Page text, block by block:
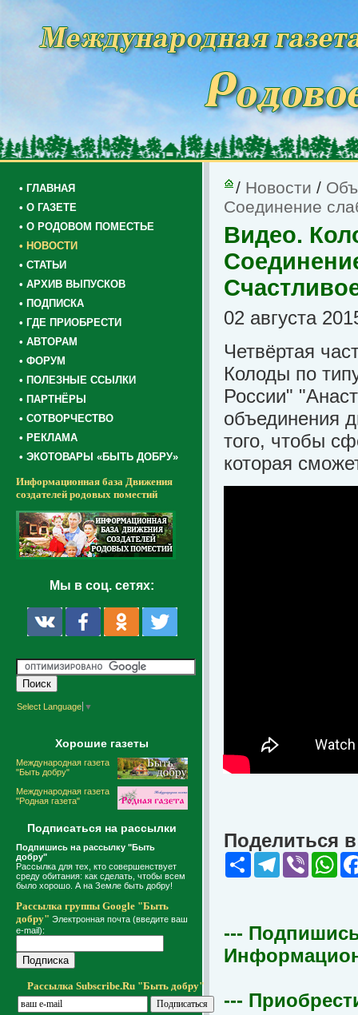
• ГЛАВНАЯ
• О ГАЗЕТЕ
• О РОДОВОМ ПОМЕСТЬЕ
• НОВОСТИ
• СТАТЬИ
• АРХИВ ВЫПУСКОВ
• ПОДПИСКА
• ГДЕ ПРИОБРЕСТИ
• АВТОРАМ
• ФОРУМ
• ПОЛЕЗНЫЕ ССЫЛКИ
• ПАРТНЁРЫ
• СОТВОРЧЕСТВО
• РЕКЛАМА
• ЭКОТОВАРЫ «БЫТЬ ДОБРУ»
Информационная база Движения
создателей родовых поместий
Мы в соц. сетях:
Select Language ▼
Хорошие газеты
Международная газета
"Быть добру"
Международная газета
"Родная газета"
Подписаться на рассылки
Подпишись на рассылку "Быть
добру"
Рассылка для тех, кто совершенствует
среду обитания: как сделать, чтобы всем
было хорошо. А на Земле быть добру!
Рассылка группы Google "Быть
добру" Электронная почта (введите ваш
e-mail):
Рассылка Subscribe.Ru "Быть добру"
/ Новости /
Соединение
Видео.
02 августа
Четвёртая
Колоды по
России"
объединения
того, чтобы
которая
Поделиться
Share Telegram
Viber
---
---